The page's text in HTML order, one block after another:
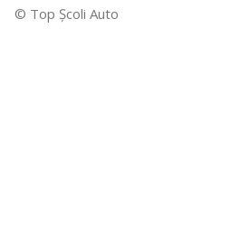
© Top Şcoli Auto